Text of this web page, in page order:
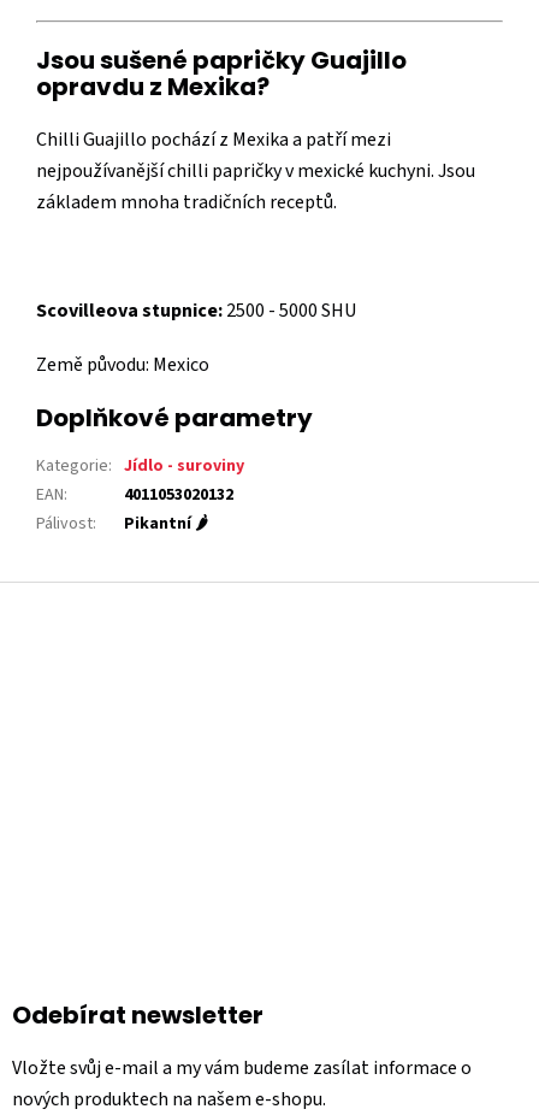
Jsou sušené papričky Guajillo
opravdu z Mexika?
Chilli Guajillo pochází z Mexika a patří mezi
nejpoužívanější chilli papričky v mexické kuchyni. Jsou
základem mnoha tradičních receptů.
Scovilleova stupnice:2500 - 5000 SHU
Země původu: Mexico
Doplňkové parametry
Kategorie: Jídlo - suroviny
EAN:
4011053020132
Pálivost: Pikantní 🌶️
Z
Odebírat newsletter
Vložte svůj e-mail a my vám budeme zasílat informace o
nových produktech na našem e-shopu.